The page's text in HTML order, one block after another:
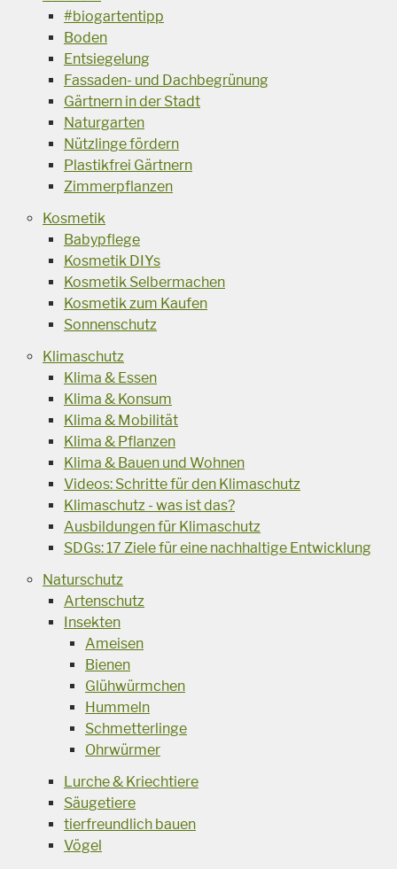
#biogartentipp
Boden
Entsiegelung
Fassaden- und Dachbegrünung
Gärtnern in der Stadt
Naturgarten
Nützlinge fördern
Plastikfrei Gärtnern
Zimmerpflanzen
Kosmetik
Babypflege
Kosmetik DIYs
Kosmetik Selbermachen
Kosmetik zum Kaufen
Sonnenschutz
Klimaschutz
Klima & Essen
Klima & Konsum
Klima & Mobilität
Klima & Pflanzen
Klima & Bauen und Wohnen
Videos: Schritte für den Klimaschutz
Klimaschutz - was ist das?
Ausbildungen für Klimaschutz
SDGs: 17 Ziele für eine nachhaltige Entwicklung
Naturschutz
Artenschutz
Insekten
Ameisen
Bienen
Glühwürmchen
Hummeln
Schmetterlinge
Ohrwürmer
Lurche & Kriechtiere
Säugetiere
tierfreundlich bauen
Vögel